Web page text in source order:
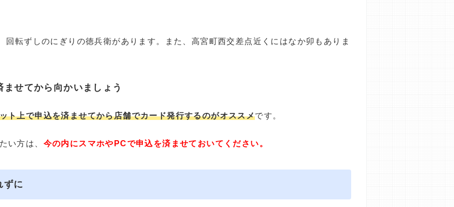
回転ずしのにぎりの徳兵衛があります。また、高宮町西交差点近くにはなか卯もありま
せてから向かいましょう
ト上で申込を済ませてから店舗でカード発行するのがオススメです。
い方は、 今の内にスマホやPCで申込を済ませておいてください。
ずに